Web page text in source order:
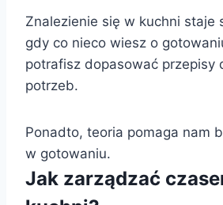
Znalezienie się w kuchni staje
gdy co nieco wiesz o
potrafisz dopasować przepisy
potrzeb.
Ponadto, teoria pomaga nam
w gotowaniu.
Jak zarządzać